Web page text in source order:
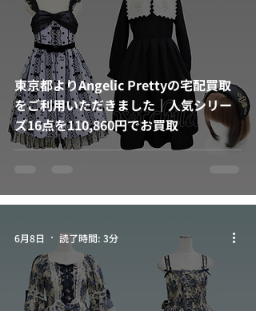
東京都よりAngelic Prettyの宅配買取
をご利用いただきました｜人気シリー
ズ16点を110,860円でお買取
6月8日 読了時間: 3分